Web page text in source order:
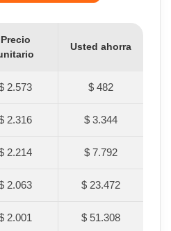
Precio
Usted ahorra
2.573 $ 482
2.316 $ 3.344
2.214 $ 7.792
2.063 $ 23.472
2.001 $ 51.308